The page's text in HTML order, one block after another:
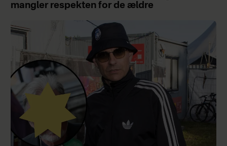
mangler respekten for de ældre